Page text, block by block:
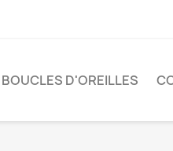
BOUCLES D'OREILLES